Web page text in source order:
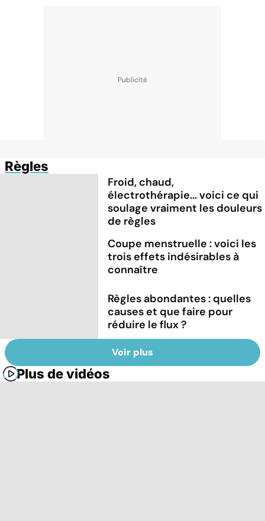
Règles
Froid, chaud,
électrothérapie... voici ce qui
soulage vraiment les douleurs
de règles
Coupe menstruelle : voici les
trois effets indésirables à
connaître
Règles abondantes : quelles
causes et que faire pour
réduire le flux ?
Voir plus
Plus de vidéos